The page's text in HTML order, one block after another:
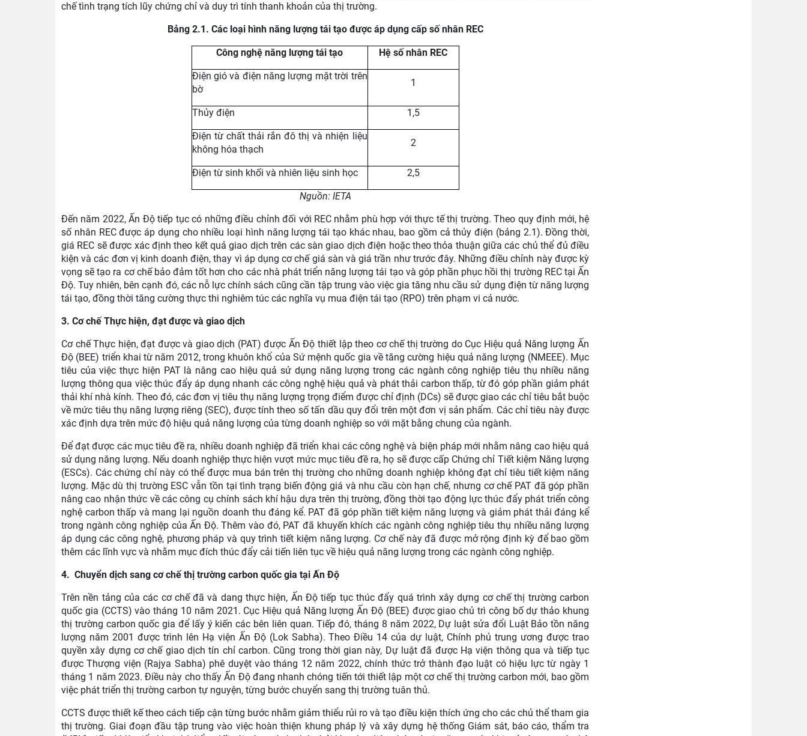
chế tình trạng tích lũy chứng chỉ và duy trì tính thanh khoản của thị trường.
Bảng 2.1. Các loại hình năng lượng tái tạo được áp dụng cấp số nhân REC
Công nghệ năng lượng tái tạo Hệ số nhân REC
Điện gió và điện năng lượng mặt trời trên
bờ
1
Thủy điện 1,5
Điện từ chất thải rắn đô thị và nhiện liệu
không hóa thạch
2
Điện từ sinh khối và nhiên liệu sinh học 2,5
Nguồn: IETA
Đến năm 2022, Ấn Độ tiếp tục có những điều chỉnh đối với REC nhằm phù hợp với thực tế thị trường. Theo quy định mới, hệ
số nhân REC được áp dụng cho nhiều loại hình năng lượng tái tạo khác nhau, bao gồm cả thủy điện (bảng 2.1). Đồng thời,
giá REC sẽ được xác định theo kết quả giao dịch trên các sàn giao dịch điện hoặc theo thỏa thuận giữa các chủ thể đủ điều
kiện và các đơn vị kinh doanh điện, thay vì áp dụng cơ chế giá sàn và giá trần như trước đây. Những điều chỉnh này được kỳ
vọng sẽ tạo ra cơ chế bảo đảm tốt hơn cho các nhà phát triển năng lượng tái tạo và góp phần phục hồi thị trường REC tại Ấn
Độ. Tuy nhiên, bên cạnh đó, các nỗ lực chính sách cũng cần tập trung vào việc gia tăng nhu cầu sử dụng điện từ năng lượng
tái tạo, đồng thời tăng cường thực thi nghiêm túc các nghĩa vụ mua điện tái tạo (RPO) trên phạm vi cả nước.
3. Cơ chế Thực hiện, đạt được và giao dịch
Cơ chế Thực hiện, đạt được và giao dịch (PAT) được Ấn Độ thiết lập theo cơ chế thị trường do Cục Hiệu quả Năng lượng Ấn
Độ (BEE) triển khai từ năm 2012, trong khuôn khổ của Sứ mệnh quốc gia về tăng cường hiệu quả năng lượng (NMEEE). Mục
tiêu của việc thực hiện PAT là nâng cao hiệu quả sử dụng năng lượng trong các ngành công nghiệp tiêu thụ nhiều năng
lượng thông qua việc thúc đẩy áp dụng nhanh các công nghệ hiệu quả và phát thải carbon thấp, từ đó góp phần giảm phát
thải khí nhà kính. Theo đó, các đơn vị tiêu thụ năng lượng trọng điểm được chỉ định (DCs) sẽ được giao các chỉ tiêu bắt buộc
về mức tiêu thụ năng lượng riêng (SEC), được tính theo số tấn dầu quy đổi trên một đơn vị sản phẩm. Các chỉ tiêu này được
xác định dựa trên mức độ hiệu quả năng lượng của từng doanh nghiệp so với mặt bằng chung của ngành.
Để đạt được các mục tiêu đề ra, nhiều doanh nghiệp đã triển khai các công nghệ và biện pháp mới nhằm nâng cao hiệu quả
sử dụng năng lượng. Nếu doanh nghiệp thực hiện vượt mức mục tiêu đề ra, họ sẽ được cấp Chứng chỉ Tiết kiệm Năng lượng
(ESCs). Các chứng chỉ này có thể được mua bán trên thị trường cho những doanh nghiệp không đạt chỉ tiêu tiết kiệm năng
lượng. Mặc dù thị trường ESC vẫn tồn tại tình trạng biến động giá và nhu cầu còn hạn chế, nhưng cơ chế PAT đã góp phần
nâng cao nhận thức về các công cụ chính sách khí hậu dựa trên thị trường, đồng thời tạo động lực thúc đẩy phát triển công
nghệ carbon thấp và mang lại nguồn doanh thu đáng kể. PAT đã góp phần tiết kiệm năng lượng và giảm phát thải đáng kể
trong ngành công nghiệp của Ấn Độ. Thêm vào đó, PAT đã khuyến khích các ngành công nghiệp tiêu thụ nhiều năng lượng
áp dụng các công nghệ, phương pháp và quy trình tiết kiệm năng lượng. Cơ chế này đã được mở rộng định kỳ để bao gồm
thêm các lĩnh vực và nhằm mục đích thúc đẩy cải tiến liên tục về hiệu quả năng lượng trong các ngành công nghiệp.
4. Chuyển dịch sang cơ chế thị trường carbon quốc gia tại Ấn Độ
Trên nền tảng của các cơ chế đã và dang thực hiện, Ấn Độ tiếp tục thúc đẩy quá trình xây dựng cơ chế thị trường carbon
quốc gia (CCTS) vào tháng 10 năm 2021. Cục Hiệu quả Năng lượng Ấn Độ (BEE) được giao chủ trì công bố dự thảo khung
thị trường carbon quốc gia để lấy ý kiến các bên liên quan. Tiếp đó, tháng 8 năm 2022, Dự luật sửa đổi Luật Bảo tồn năng
lượng năm 2001 được trình lên Hạ viện Ấn Độ (Lok Sabha). Theo Điều 14 của dự luật, Chính phủ trung ương được trao
quyền xây dựng cơ chế giao dịch tín chỉ carbon. Cũng trong thời gian này, Dự luật đã được Hạ viện thông qua và tiếp tục
được Thượng viện (Rajya Sabha) phê duyệt vào tháng 12 năm 2022, chính thức trở thành đạo luật có hiệu lực từ ngày 1
tháng 1 năm 2023. Điều này cho thấy Ấn Độ đang nhanh chóng tiến tới thiết lập một cơ chế thị trường carbon mới, bao gồm
việc phát triển thị trường carbon tự nguyện, từng bước chuyển sang thị trường tuân thủ.
CCTS được thiết kế theo cách tiếp cận từng bước nhằm giảm thiểu rủi ro và tạo điều kiện thích ứng cho các chủ thể tham gia
thị trường. Giai đoạn đầu tập trung vào việc hoàn thiện khung pháp lý và xây dựng hệ thống Giám sát, báo cáo, thẩm tra